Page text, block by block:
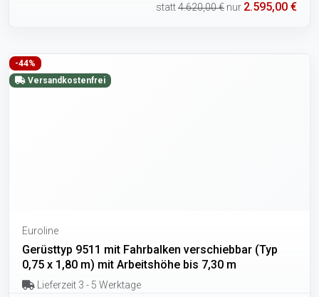
statt4.620,00 € nur 2.595,00 €
-44%
Versandkostenfrei
Euroline
Gerüsttyp 9511 mit Fahrbalken verschiebbar (Typ
0,75 x 1,80 m) mit Arbeitshöhe bis 7,30 m
Lieferzeit 3 - 5 Werktage